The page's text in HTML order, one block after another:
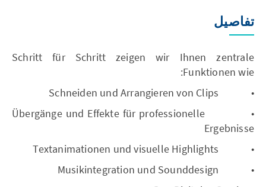
تفاصيل
Schritt für Schritt zeigen wir Ihnen zentrale
Funktionen wie:
• Schneiden und Arrangieren von Clips
• Übergänge und Effekte für professionelle
Ergebnisse
• Textanimationen und visuelle Highlights
• Musikintegration und Sounddesign